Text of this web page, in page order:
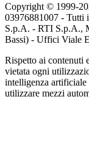
Copyright © 1999-
03976881007 - Tutti
S.p.A. - RTI S.p.A.,
Bassi) - Uffici Viale
Rispetto ai contenuti
vietata ogni
intelligenza artificiale
utilizzare mezzi